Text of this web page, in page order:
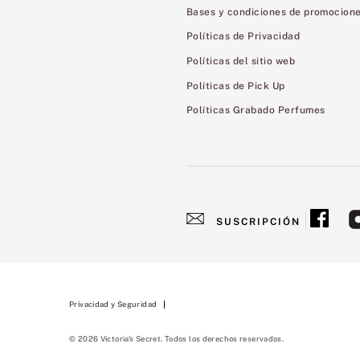
Bases y condiciones de
Políticas de Privacidad
Políticas del sitio web
Políticas de Pick Up
Políticas Grabado Perfumes
SUSCRIPCIÓN
Privacidad y Seguridad
© 2026 Victoria's Secret. Todos los derechos reservados.